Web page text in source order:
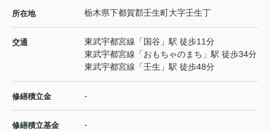
所在地 栃木県下都賀郡壬生町大字壬生丁
交通 東武宇都宮線 「 国谷 」駅 徒歩11分
東武宇都宮線 「おもちゃのまち 」駅 徒歩34分
東武宇都宮線 「壬生 」駅 徒歩48分
修繕積立金 -
修繕積立基金 -